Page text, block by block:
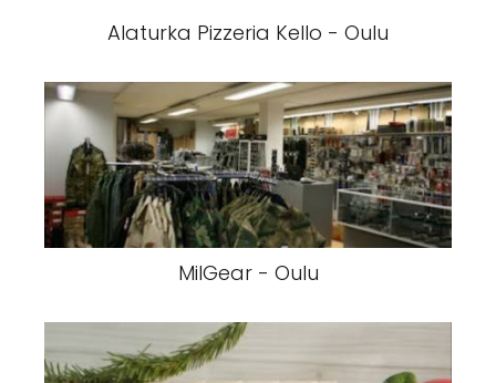
Alaturka Pizzeria Kello - Oulu
MilGear - Oulu